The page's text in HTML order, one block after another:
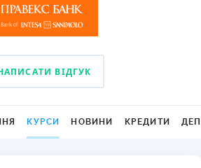
ВІДГУК
КУРСИ НОВИНИ КРЕДИТИ